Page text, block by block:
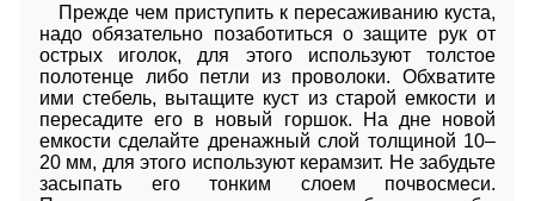
Прежде чем приступить к пересаживанию куста,
надо обязательно позаботиться о защите рук от
острых иголок, для этого используют толстое
полотенце либо петли из проволоки. Обхватите
ими стебель, вытащите куст из старой емкости и
пересадите его в новый горшок. На дне новой
емкости сделайте дренажный слой толщиной 10–
20 мм, для этого используют керамзит. Не забудьте
засыпать его тонким слоем почвосмеси.